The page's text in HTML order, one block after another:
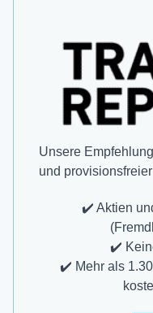
Unsere
und
✔️ Aktien
✔️
✔️ Mehr als